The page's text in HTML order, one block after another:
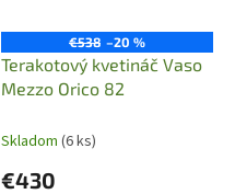
€538 –20 %
Terakotový kvetináč Vaso
Mezzo Orico 82
Skladom (6 ks)
€430